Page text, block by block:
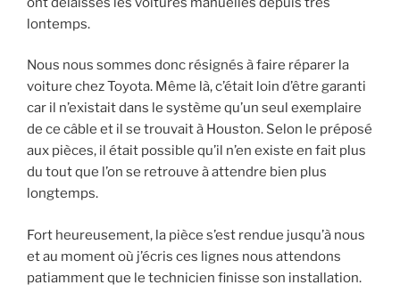
lontemps.
Nous nous sommes donc résignés à faire réparer la
voiture chez Toyota. Même là, c’était loin d’être garanti
car il n’existait dans le système qu’un seul exemplaire
de ce câble et il se trouvait à Houston. Selon le préposé
aux pièces, il était possible qu’il n’en existe en fait plus
du tout que l’on se retrouve à attendre bien plus
longtemps.
Fort heureusement, la pièce s’est rendue jusqu’à nous
et au moment où j’écris ces lignes nous attendons
patiamment que le technicien finisse son installation.